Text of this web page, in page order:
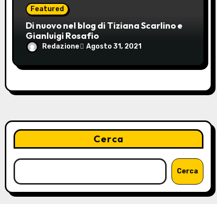
Featured
Di nuovo nel blog di Tiziana Scarlino e
Gianluigi Rosafio
Redazione Agosto 31, 2021
Cerca
Cerca